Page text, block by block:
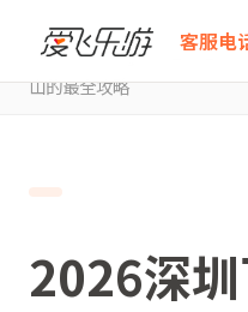
客服电
爱飞乐游
2026深圳飞因斯布鲁克团队
山的最全攻略
2026深